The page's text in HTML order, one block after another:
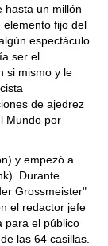
hasta un millón
elemento fijo del
espectáculo
ser el
si mismo y le
de ajedrez
Mundo por
y empezó a
Durante
Grossmeister"
el redactor jefe
para el público
las 64 casillas.